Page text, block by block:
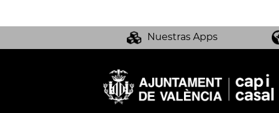
Nuestras Apps